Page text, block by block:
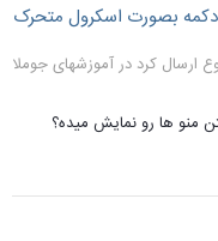
دکمه بصورت اسکرول متحرک
آموزشهای جوملا
منو ها رو نمایش میده؟